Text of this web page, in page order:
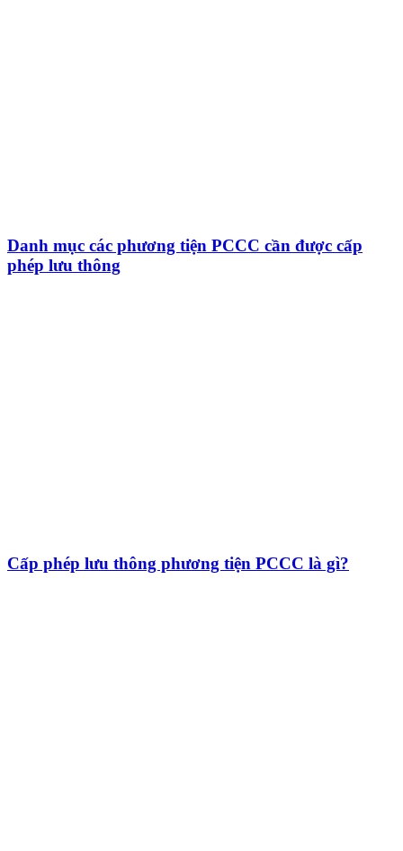
Danh mục các phương tiện PCCC cần được cấp
phép lưu thông
Cấp phép lưu thông phương tiện PCCC là gì?